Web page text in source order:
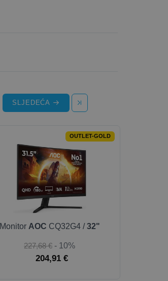
SLJEDEĆA
OUTLET-GOLD
Monitor AOC CQ32G4 /32"
227,68 € - 10%
204,91 €